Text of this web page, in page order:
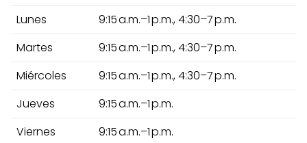
Lunes
9:15 a.m.–1 p.m., 4:30–7 p.m.
Martes
9:15 a.m.–1 p.m., 4:30–7 p.m.
Miércoles
9:15 a.m.–1 p.m., 4:30–7 p.m.
Jueves
9:15 a.m.–1 p.m.
Viernes
9:15 a.m.–1 p.m.